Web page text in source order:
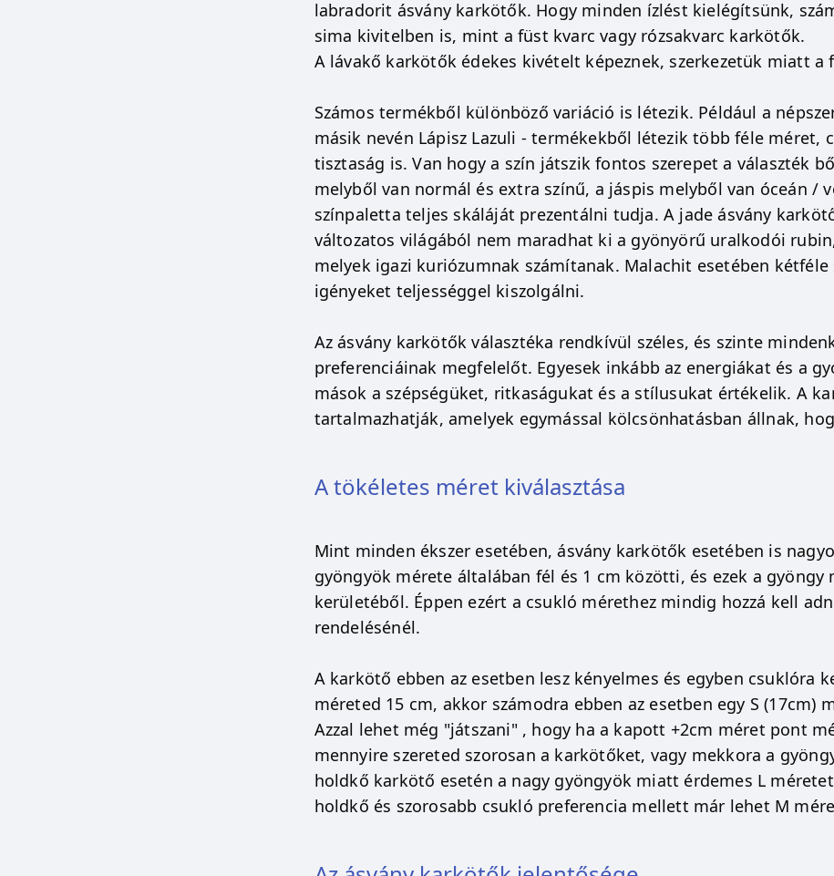
labradorit ásvány karkötők. Hogy minden ízlést kielégítsünk,
sima kivitelben is, mint a füst kvarc vagy rózsakvarc karkötők.
A lávakő karkötők édekes kivételt képeznek, szerkezetük miatt a
Számos termékből különböző variáció is létezik. Például a
másik nevén Lápisz Lazuli - termékekből létezik több féle méret,
tisztaság is. Van hogy a szín játszik fontos szerepet a választék
melyből van normál és extra színű, a jáspis melyből van óceán /
színpaletta teljes skáláját prezentálni tudja. A jade ásvány
változatos világából nem maradhat ki a gyönyörű uralkodói
melyek igazi kuriózumnak számítanak. Malachit esetében
igényeket teljességgel kiszolgálni.
Az ásvány karkötők választéka rendkívül széles, és szinte
preferenciáinak megfelelőt. Egyesek inkább az energiákat és a
mások a szépségüket, ritkaságukat és a stílusukat értékelik. A
tartalmazhatják, amelyek egymással kölcsönhatásban állnak,
A tökéletes méret kiválasztása
Mint minden ékszer esetében, ásvány karkötők esetében is
gyöngyök mérete általában fél és 1 cm közötti, és ezek a
kerületéből. Éppen ezért a csukló mérethez mindig hozzá kell
rendelésénél.
A karkötő ebben az esetben lesz kényelmes és egyben csuklóra
méreted 15 cm, akkor számodra ebben az esetben egy S
Azzal lehet még "játszani" , hogy ha a kapott +2cm méret pont
mennyire szereted szorosan a karkötőket, vagy mekkora a
holdkő karkötő esetén a nagy gyöngyök miatt érdemes L
holdkő és szorosabb csukló preferencia mellett már lehet M